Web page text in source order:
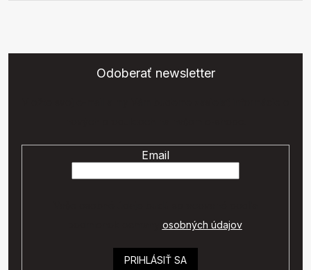
Odoberať newsletter
Email
osobných údajov.
PRIHLÁSIŤ SA